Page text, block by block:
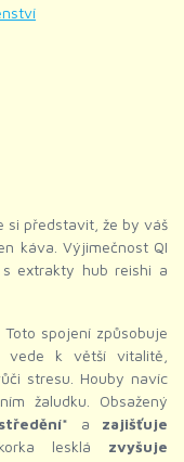
si představit, že by váš
káva. Výjimečnost QI
extrakty hub reishi a
spojení způsobuje
vede k větší vitalitě,
stresu. Houby navíc
žaludku. Obsažený
a zajišťuje
lesklá zvyšuje